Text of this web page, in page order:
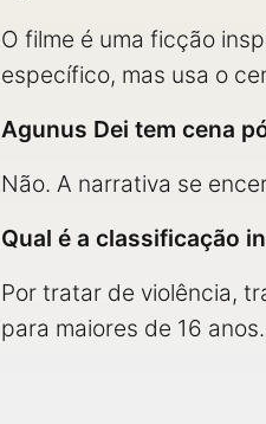
O filme é uma ficção
específico, mas usa o
Agunus Dei tem cena
Não. A narrativa se
Qual é a classificação
Por tratar de violência,
para maiores de 16